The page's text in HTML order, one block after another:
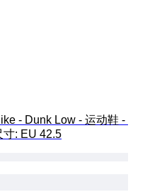
- Dunk Low - 运动鞋 -
寸: EU 42.5